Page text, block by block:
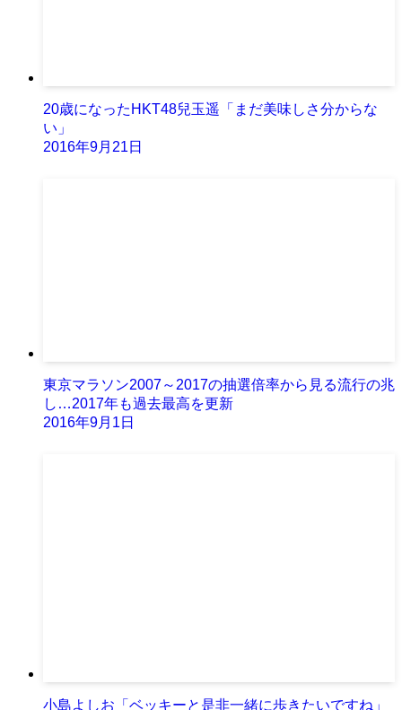
20歳になったHKT48兒玉遥「まだ美味しさ分からな
い」
2016年9月21日
東京マラソン2007～2017の抽選倍率から見る流行の兆
し…2017年も過去最高を更新
2016年9月1日
小島よしお「ベッキーと是非一緒に歩きたいですね」